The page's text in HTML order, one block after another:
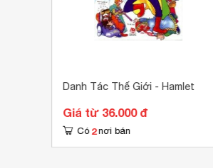
Danh Tác Thế Giới - Hamlet
Giá từ 36.000 đ
Có 2 nơi bán